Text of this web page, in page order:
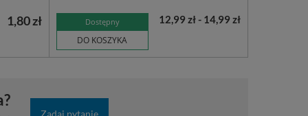
1,80 zł Dostępny
DO KOSZYKA
12,99 zł - 14,99 zł
Zadaj pytanie